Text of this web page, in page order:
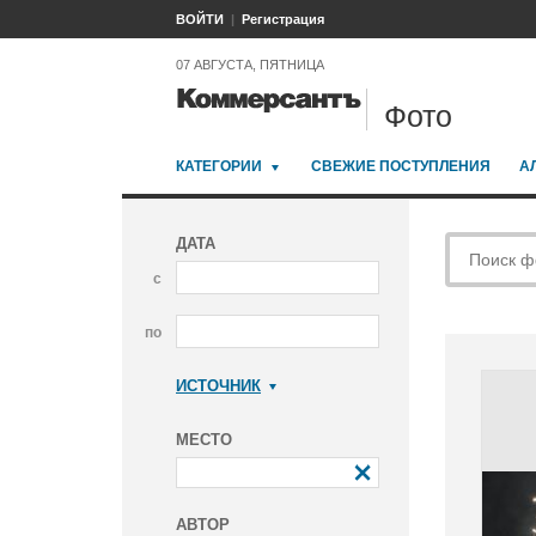
ВОЙТИ Регистрация
07 АВГУСТА, ПЯТНИЦА
Фото
КАТЕГОРИИ СВЕЖИЕ ПОСТУПЛЕНИЯ
ДАТА
с
по
ИСТОЧНИК
МЕСТО
АВТОР